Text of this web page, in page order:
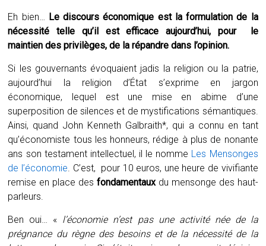
Eh bien… Le discours économique est la formulation de la
nécessité telle qu’il est efficace aujourd’hui, pour le
maintien des privilèges, de la répandre dans l’opinion.
Si les gouvernants évoquaient jadis la religion ou la patrie,
aujourd’hui la religion d’État s’exprime en jargon
économique, lequel est une mise en abime d’une
superposition de silences et de mystifications sémantiques.
Ainsi, quand John Kenneth Galbraith*, qui a connu en tant
qu’économiste tous les honneurs, rédige à plus de nonante
ans son testament intellectuel, il le nomme Les Mensonges
de l’économie. C’est, pour 10 euros, une heure de vivifiante
remise en place des fondamentauxdu mensonge des haut-
parleurs.
Ben oui… « l’économie n’est pas une activité née de la
prégnance du règne des besoins et de la nécessité de la